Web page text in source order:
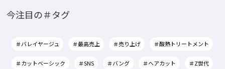
今注目の＃タグ
＃バレイヤージュ ＃最高売上 ＃売り上げ ＃酸熱トリートメント
＃カットベーシック ＃SNS ＃バング ＃ヘアカット ＃Z世代